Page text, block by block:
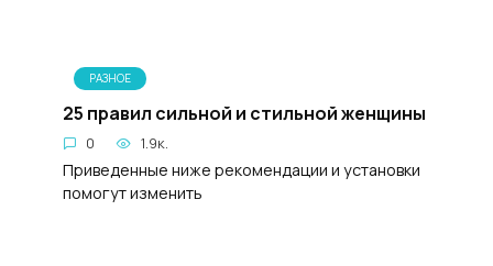
РАЗНОЕ
25 правил сильной и стильной женщины
0 1.9к.
Приведенные ниже рекомендации и установки
помогут изменить